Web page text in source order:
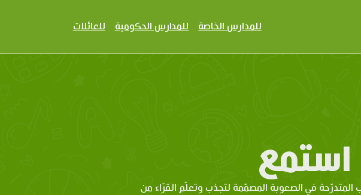
للمدارس الخاصة للمدارس الحكومية للعائلات
استمع
المتدرّحة في الصعوبة المصمّمة لتجذب وتعلّم القرّاء من